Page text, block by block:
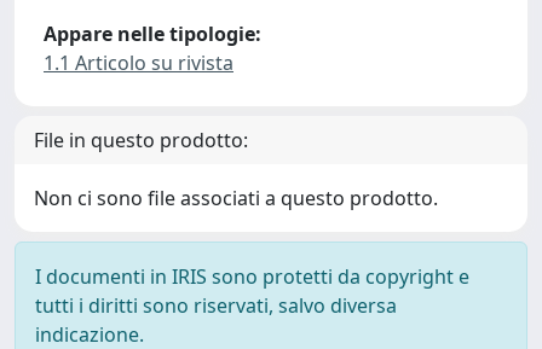
Appare nelle tipologie:
1.1 Articolo su rivista
File in questo prodotto:
Non ci sono file associati a questo prodotto.
I documenti in IRIS sono protetti da copyright e
tutti i diritti sono riservati, salvo diversa
indicazione.